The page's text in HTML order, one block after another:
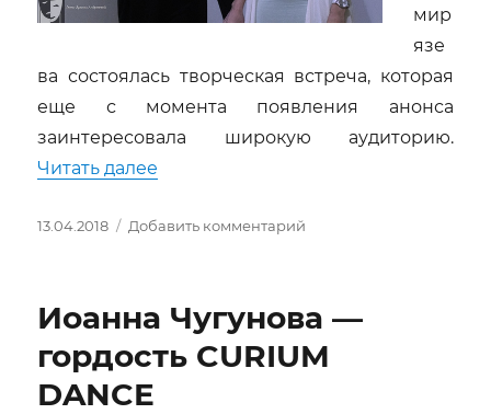
мир
язе
ва состоялась творческая встреча, которая
еще с момента появления анонса
заинтересовала широкую аудиторию.
Читать далее
Опубликовано
13.04.2018 Добавить комментарий
Петербурга
лицах
Иоанна Чугунова —
гордость CURIUM
DANCE